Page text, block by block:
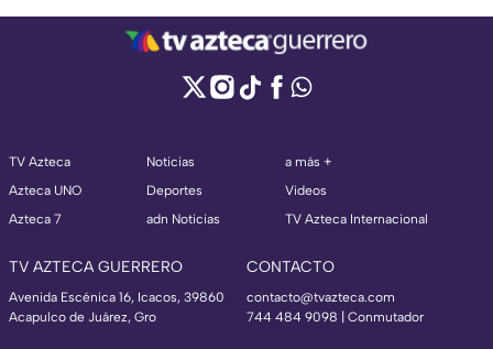
TV Azteca
Azteca UNO
Azteca 7
Noticias
Deportes
adn Noticias
a más +
Videos
TV Azteca Internacional
TV AZTECA GUERRERO
Avenida Escénica 16, Icacos, 39860
Acapulco de Juárez, Gro
CONTACTO
contacto@tvazteca.com
744 484 9098 | Conmutador